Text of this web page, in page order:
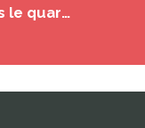
Studio indépendant 31 m2 dans le quartier indien de Paris proche de Montmartre